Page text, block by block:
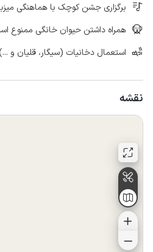
برگزاری جشن کوچک با هماهنگی
همراه داشتن حیوان خانگی ممنوع
استعمال دخانیات (سیگار، قلیان و
نقشه